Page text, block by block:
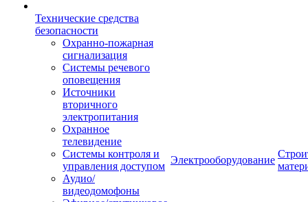
Технические средства
безопасности
Охранно-пожарная
сигнализация
Системы речевого
оповещения
Источники
вторичного
электропитания
Охранное
телевидение
Системы контроля и
управления доступом
Аудио/
видеодомофоны
Электрооборудование